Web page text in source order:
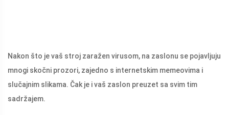
Nakon što je vaš stroj zaražen virusom, na zaslonu se pojavljuju
mnogi skočni prozori, zajedno s internetskim memeovima i
slučajnim slikama. Čak je i vaš zaslon preuzet sa svim tim
sadržajem.